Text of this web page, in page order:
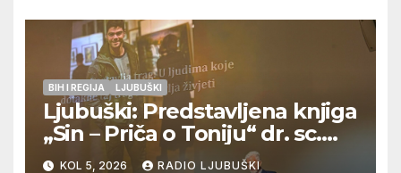
BIH I REGIJA LJUBUŠKI
Ljubuški: Predstavljena knjiga
„Sin – Priča o Toniju“ dr. sc.
Zdenka Hercega
KOL 5, 2026 RADIO LJUBUŠKI